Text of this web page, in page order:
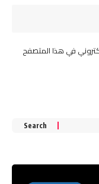
في هذا المتصفح